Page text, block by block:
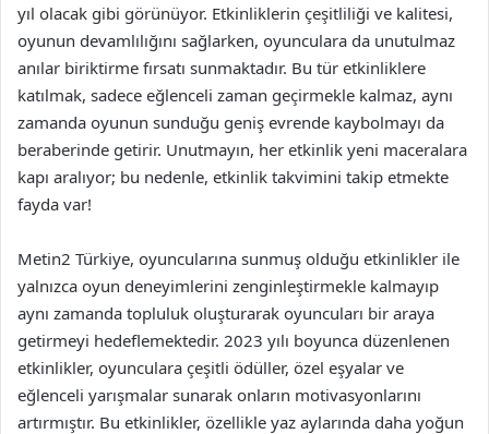
yıl olacak gibi görünüyor. Etkinliklerin çeşitliliği ve kalitesi,
oyunun devamlılığını sağlarken, oyunculara da unutulmaz
anılar biriktirme fırsatı sunmaktadır. Bu tür etkinliklere
katılmak, sadece eğlenceli zaman geçirmekle kalmaz, aynı
zamanda oyunun sunduğu geniş evrende kaybolmayı da
beraberinde getirir. Unutmayın, her etkinlik yeni maceralara
kapı aralıyor; bu nedenle, etkinlik takvimini takip etmekte
fayda var!
Metin2 Türkiye, oyuncularına sunmuş olduğu etkinlikler ile
yalnızca oyun deneyimlerini zenginleştirmekle kalmayıp
aynı zamanda topluluk oluşturarak oyuncuları bir araya
getirmeyi hedeflemektedir. 2023 yılı boyunca düzenlenen
etkinlikler, oyunculara çeşitli ödüller, özel eşyalar ve
eğlenceli yarışmalar sunarak onların motivasyonlarını
artırmıştır. Bu etkinlikler, özellikle yaz aylarında daha yoğun